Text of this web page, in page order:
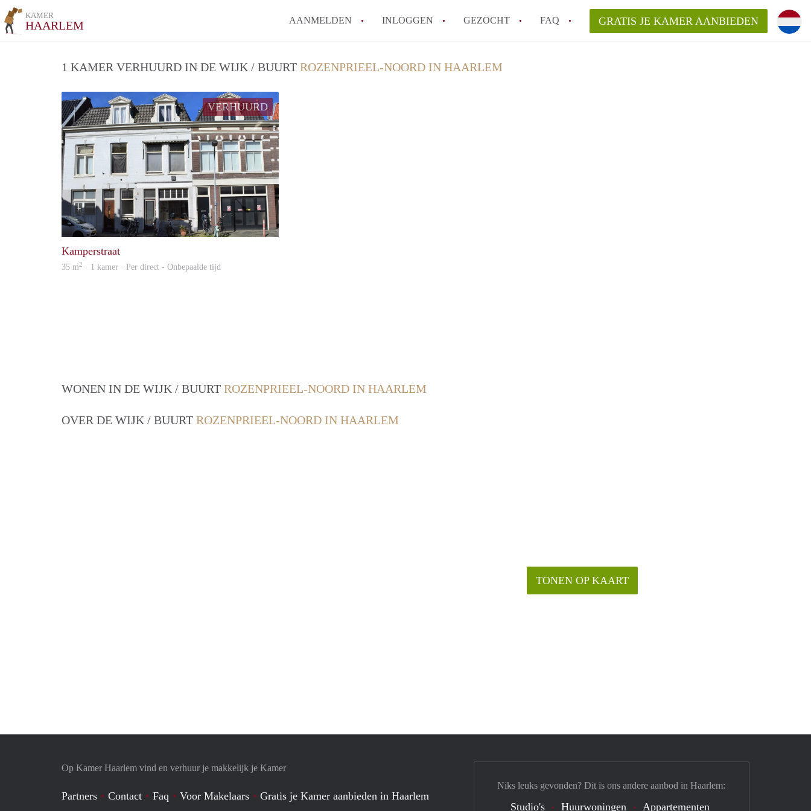
KAMER
HAARLEM AANMELDEN INLOGGEN GEZOCHT FAQ
How to translate KamerHaarlem!
GRATIS JE KAMER AANBIEDEN
1 KAMER VERHUURD IN DE WIJK / BUURT ROZENPRIEEL-NOORD IN HAARLEM
VERHUURD
property
Kamperstraat
35 m2 · 1 kamer · Per direct - Onbepaalde tijd
WONEN IN DE WIJK / BUURT ROZENPRIEEL-NOORD IN HAARLEM
OVER DE WIJK / BUURT ROZENPRIEEL-NOORD IN HAARLEM
TONEN OP KAART
Op Kamer Haarlem vind en verhuur je makkelijk je Kamer
Partners Contact Faq Voor Makelaars Gratis je Kamer aanbieden in Haarlem
Niks leuks gevonden? Dit is ons andere aanbod in Haarlem:
Studio's Huurwoningen Appartementen